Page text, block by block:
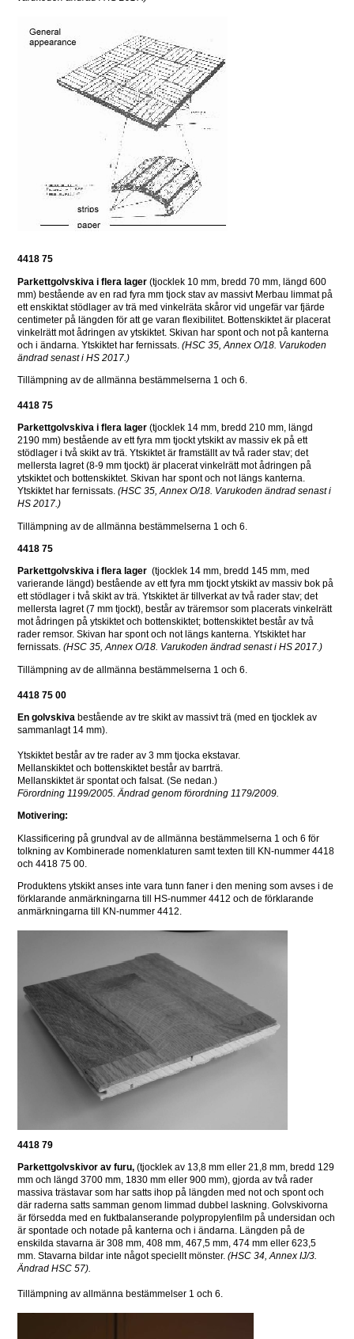
4418 75
Parkettgolvskiva i flera lager (tjocklek 10 mm, bredd 70 mm, längd 600
mm) bestående av en rad fyra mm tjock stav av massivt Merbau limmat på
ett enskiktat stödlager av trä med vinkelräta skåror vid ungefär var fjärde
centimeter på längden för att ge varan flexibilitet. Bottenskiktet är placerat
vinkelrätt mot ådringen av ytskiktet. Skivan har spont och not på kanterna
och i ändarna. Ytskiktet har fernissats. (HSC 35, Annex O/18. Varukoden
ändrad senast i HS 2017.)
Tillämpning av de allmänna bestämmelserna 1 och 6.
4418 75
Parkettgolvskiva i flera lager (tjocklek 14 mm, bredd 210 mm, längd
2190 mm) bestående av ett fyra mm tjockt ytskikt av massiv ek på ett
stödlager i två skikt av trä. Ytskiktet är framställt av två rader stav; det
mellersta lagret (8-9 mm tjockt) är placerat vinkelrätt mot ådringen på
ytskiktet och bottenskiktet. Skivan har spont och not längs kanterna.
Ytskiktet har fernissats. (HSC 35, Annex O/18. Varukoden ändrad senast i
HS 2017.)
Tillämpning av de allmänna bestämmelserna 1 och 6.
4418 75
Parkettgolvskiva i flera lager (tjocklek 14 mm, bredd 145 mm, med
varierande längd) bestående av ett fyra mm tjockt ytskikt av massiv bok på
ett stödlager i två skikt av trä. Ytskiktet är tillverkat av två rader stav; det
mellersta lagret (7 mm tjockt), består av träremsor som placerats vinkelrätt
mot ådringen på ytskiktet och bottenskiktet; bottenskiktet består av två
rader remsor. Skivan har spont och not längs kanterna. Ytskiktet har
fernissats. (HSC 35, Annex O/18. Varukoden ändrad senast i HS 2017.)
Tillämpning av de allmänna bestämmelserna 1 och 6.
4418 75 00
En golvskiva bestående av tre skikt av massivt trä (med en tjocklek av
sammanlagt 14 mm).
Ytskiktet består av tre rader av 3 mm tjocka ekstavar.
Mellanskiktet och bottenskiktet består av barrträ.
Mellanskiktet är spontat och falsat. (Se nedan.)
Förordning 1199/2005. Ändrad genom förordning 1179/2009.
Motivering:
Klassificering på grundval av de allmänna bestämmelserna 1 och 6 för
tolkning av Kombinerade nomenklaturen samt texten till KN-nummer 4418
och 4418 75 00.
Produktens ytskikt anses inte vara tunn faner i den mening som avses i de
förklarande anmärkningarna till HS-nummer 4412 och de förklarande
anmärkningarna till KN-nummer 4412.
4418 79
Parkettgolvskivor av furu, (tjocklek av 13,8 mm eller 21,8 mm, bredd 129
mm och längd 3700 mm, 1830 mm eller 900 mm), gjorda av två rader
massiva trästavar som har satts ihop på längden med not och spont och
där raderna satts samman genom limmad dubbel laskning. Golvskivorna
är försedda med en fuktbalanserande polypropylenfilm på undersidan och
är spontade och notade på kanterna och i ändarna. Längden på de
enskilda stavarna är 308 mm, 408 mm, 467,5 mm, 474 mm eller 623,5
mm. Stavarna bildar inte något speciellt mönster. (HSC 34, Annex IJ/3.
Ändrad HSC 57).
Tillämpning av allmänna bestämmelser 1 och 6.